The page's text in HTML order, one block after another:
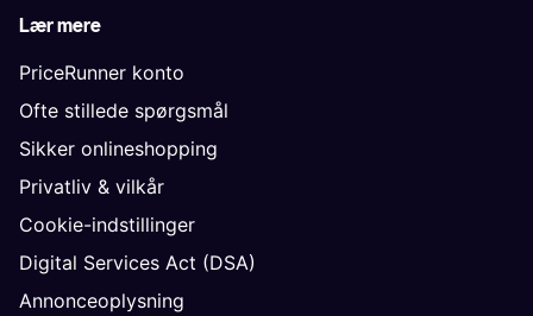
Lær mere
PriceRunner konto
Ofte stillede spørgsmål
Sikker onlineshopping
Privatliv & vilkår
Cookie-indstillinger
Digital Services Act (DSA)
Annonceoplysning